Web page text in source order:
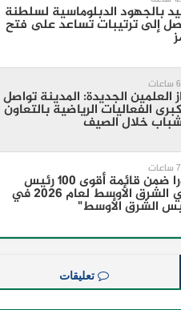
بالجهود الدبلوماسية لسلطنة
إلى ترتيبات تساعد على فتح
الجديدة: المدينة تواصل
الفعاليات الرياضية بالتعاون
خلال الصيف
أنكوش أرورا ضمن قائمة أقوى 100 رئيس
تنفيذي في الشرق الأوسط لعام 2026 في
الشرق الأوسط"
تعليقات